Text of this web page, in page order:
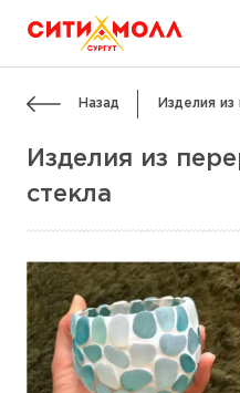
Назад Изделия
Изделия из
стекла